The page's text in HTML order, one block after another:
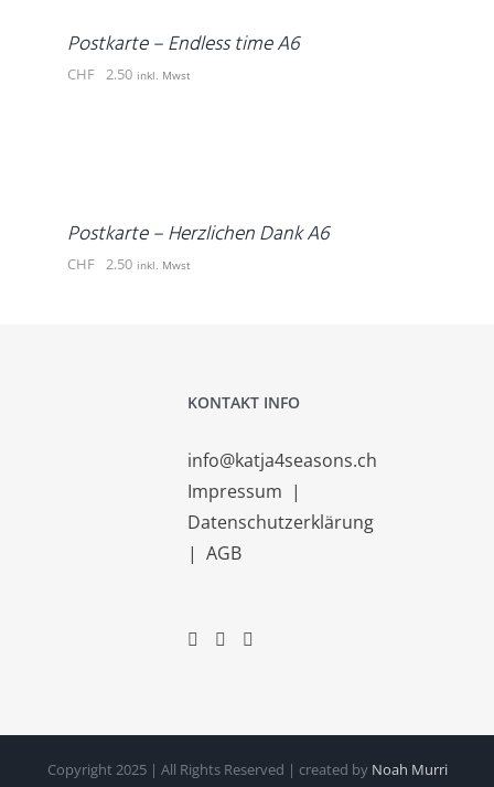
Postkarte – Endless time A6
CHF 2.50 inkl. Mwst
Postkarte – Herzlichen Dank A6
CHF 2.50 inkl. Mwst
KONTAKT INFO
info@katja4seasons.ch
Impressum |
Datenschutzerklärung
| AGB
Copyright 2025 | All Rights Reserved | created by Noah Murri